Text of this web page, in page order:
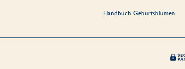
Handbuch Geburtsblumen